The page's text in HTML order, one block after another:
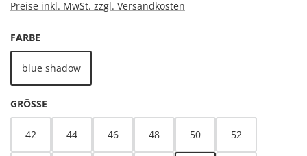
Preise inkl. MwSt. zzgl. Versandkosten
FARBE
blue shadow
GRÖSSE
42 44 46 48 50 52